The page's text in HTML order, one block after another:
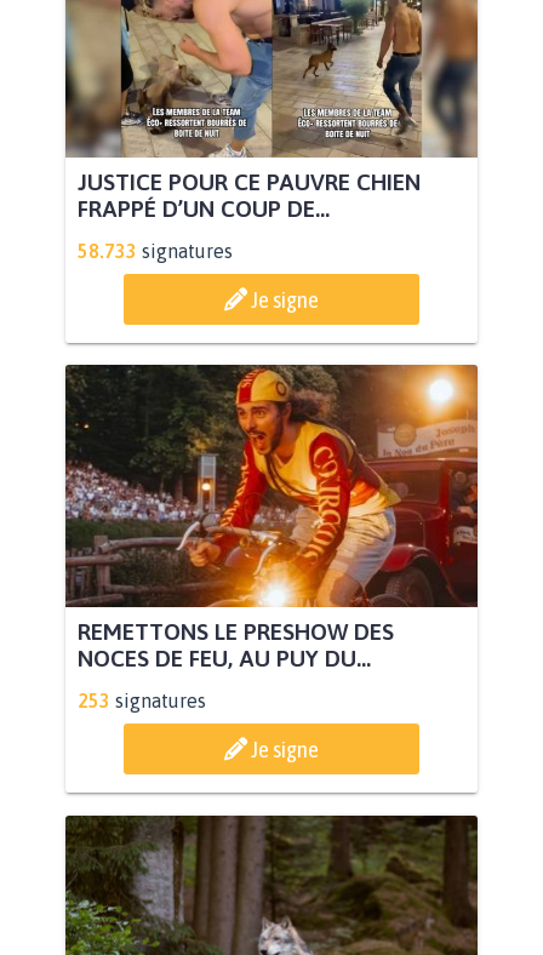
JUSTICE POUR CE PAUVRE CHIEN
FRAPPÉ D’UN COUP DE...
58.733 signatures
Je signe
REMETTONS LE PRESHOW DES
NOCES DE FEU, AU PUY DU...
253 signatures
Je signe